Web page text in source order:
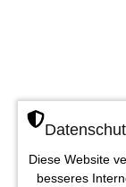
Diese Website
besseres